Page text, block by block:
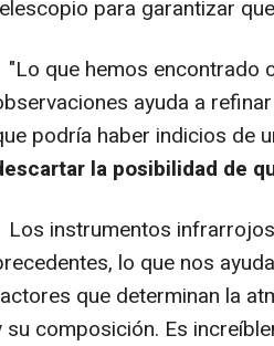
para garantizar
"Lo que hemos encontrado
ayuda a
podría haber indicios de
la posibilidad de
Los instrumentos
lo que nos
que determinan la
su composición. Es